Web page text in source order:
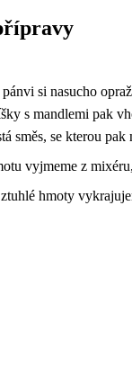
si nasucho
s mandlemi pak
směs, se kterou pak
vyjmeme z
hmoty